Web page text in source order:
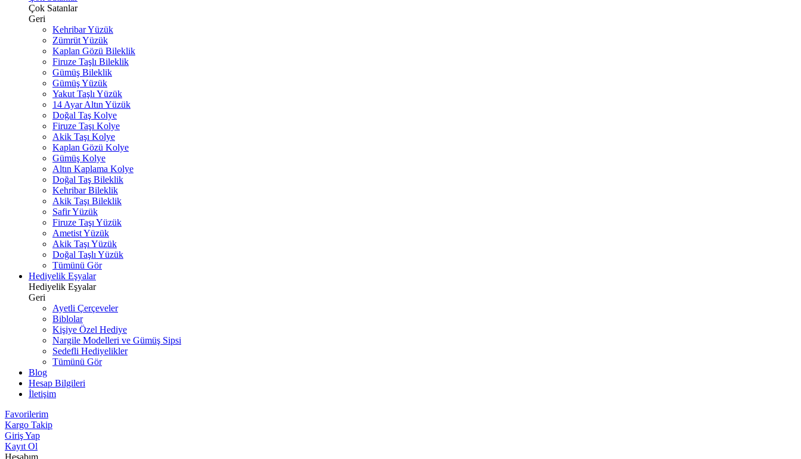
Çok Satanlar
Geri
Kehribar Yüzük
Zümrüt Yüzük
Kaplan Gözü Bileklik
Firuze Taşlı Bileklik
Gümüş Bileklik
Gümüş Yüzük
Yakut Taşlı Yüzük
14 Ayar Altın Yüzük
Doğal Taş Kolye
Firuze Taşı Kolye
Akik Taşı Kolye
Kaplan Gözü Kolye
Gümüş Kolye
Altın Kaplama Kolye
Doğal Taş Bileklik
Kehribar Bileklik
Akik Taşı Bileklik
Safir Yüzük
Firuze Taşı Yüzük
Ametist Yüzük
Akik Taşı Yüzük
Doğal Taşlı Yüzük
Tümünü Gör
Hediyelik Eşyalar
Hediyelik Eşyalar
Geri
Ayetli Çerçeveler
Biblolar
Kişiye Özel Hediye
Nargile Modelleri ve Gümüş Sipsi
Sedefli Hediyelikler
Tümünü Gör
Blog
Hesap Bilgileri
İletişim
Favorilerim
Kargo Takip
Giriş Yap
Kayıt Ol
Hesabım